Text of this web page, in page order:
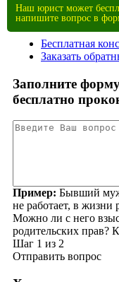
Наш юрист может
напишите вопрос в